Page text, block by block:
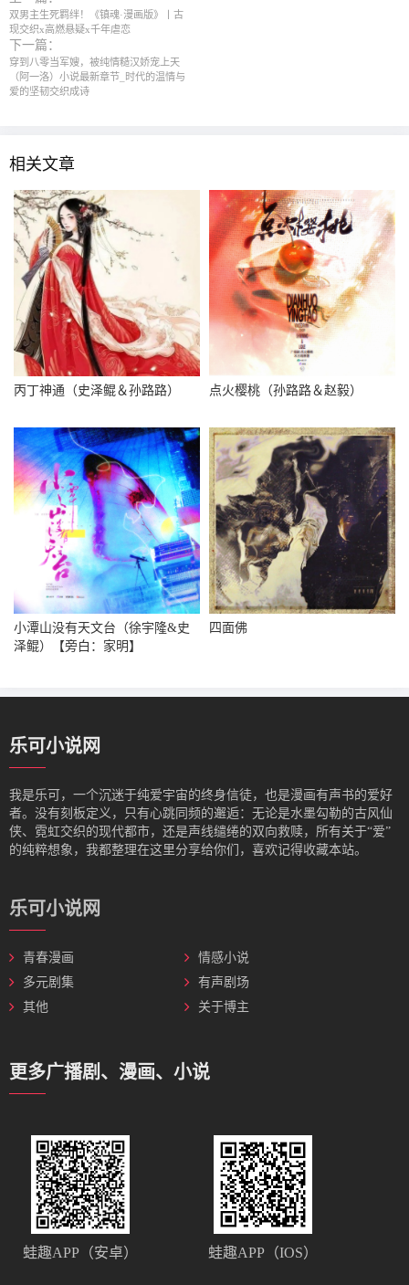
双男主生死羁绊！《镇魂·漫画版》丨古
现交织x高燃悬疑x千年虐恋
下一篇：
穿到八零当军嫂，被纯情糙汉娇宠上天
（阿一洛）小说最新章节_时代的温情与
爱的坚韧交织成诗
相关文章
丙丁神通（史泽鲲＆孙路路） 点火樱桃（孙路路＆赵毅）
小潭山没有天文台（徐宇隆&史
泽鲲）【旁白：家明】
四面佛
乐可小说网
我是‌乐可，一个沉迷于纯爱宇宙的终身信徒，也是漫画有声书的爱好
者。没有刻板定义，只有心跳同频的邂逅：无论是水墨勾勒的古风仙
侠、霓虹交织的现代都市，还是声线缱绻的双向救赎，所有关于“爱”
的纯粹想象，我都整理在这里分享给你们，喜欢记得收藏本站。
乐可小说网
青春漫画
情感小说
多元剧集
有声剧场
其他
关于博主
更多广播剧、漫画、小说
蛙趣APP（安卓） 蛙趣APP（IOS）